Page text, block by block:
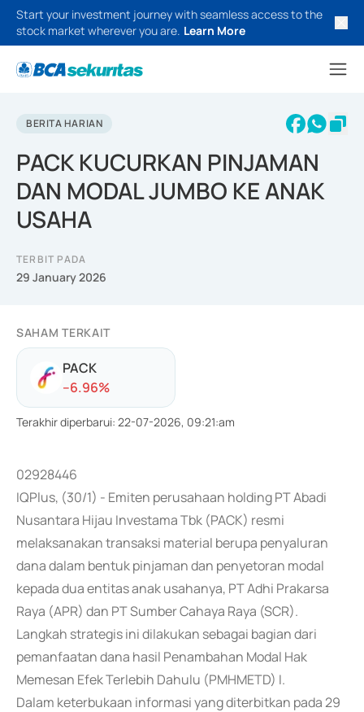
Start your investment journey with seamless access to the
stock market wherever you are. Learn More
BERITA HARIAN
PACK KUCURKAN PINJAMAN
DAN MODAL JUMBO KE ANAK
USAHA
TERBIT PADA
29 January 2026
SAHAM TERKAIT
PACK
--6.96%
Terakhir diperbarui: 22-07-2026, 09:21:am
02928446
IQPlus, (30/1) - Emiten perusahaan holding PT Abadi
Nusantara Hijau Investama Tbk (PACK) resmi
melaksanakan transaksi material berupa penyaluran
dana dalam bentuk pinjaman dan penyetoran modal
kepada dua entitas anak usahanya, PT Adhi Prakarsa
Raya (APR) dan PT Sumber Cahaya Raya (SCR).
Langkah strategis ini dilakukan sebagai bagian dari
pemanfaatan dana hasil Penambahan Modal Hak
Memesan Efek Terlebih Dahulu (PMHMETD) I.
Dalam keterbukaan informasi yang diterbitkan pada 29